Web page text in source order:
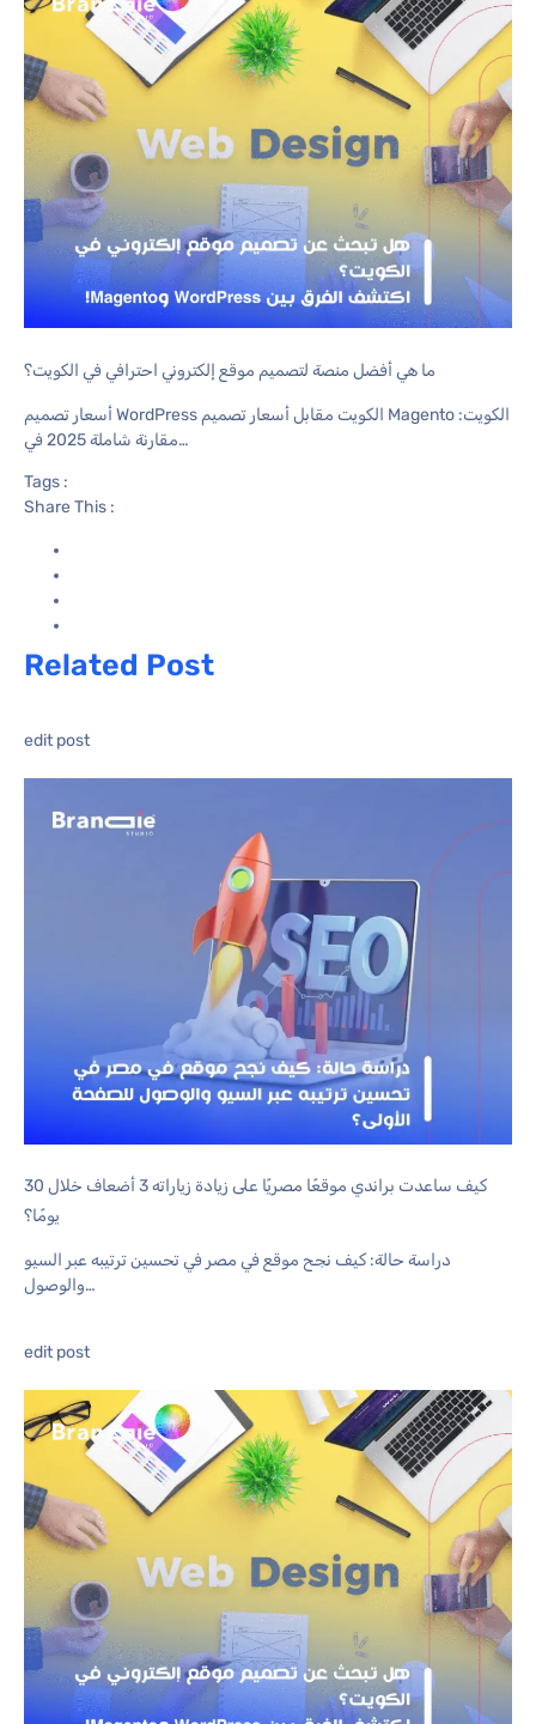
ما هي أفضل منصة لتصميم موقع إلكتروني احترافي في الكويت؟
أسعار تصميم WordPress الكويت مقابل أسعار تصميم Magento الكويت:
مقارنة شاملة 2025 في…
Tags :
Share This :
Related Post
edit post
كيف ساعدت براندي موقعًا مصريًا على زيادة زياراته 3 أضعاف خلال 30
يومًا؟
دراسة حالة: كيف نجح موقع في مصر في تحسين ترتيبه عبر السيو
والوصول…
edit post